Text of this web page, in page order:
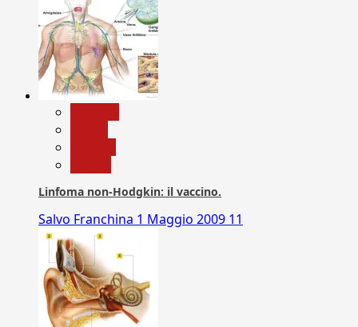
Linfoma non-Hodgkin: il vaccino.
Salvo Franchina 1 Maggio 2009 11